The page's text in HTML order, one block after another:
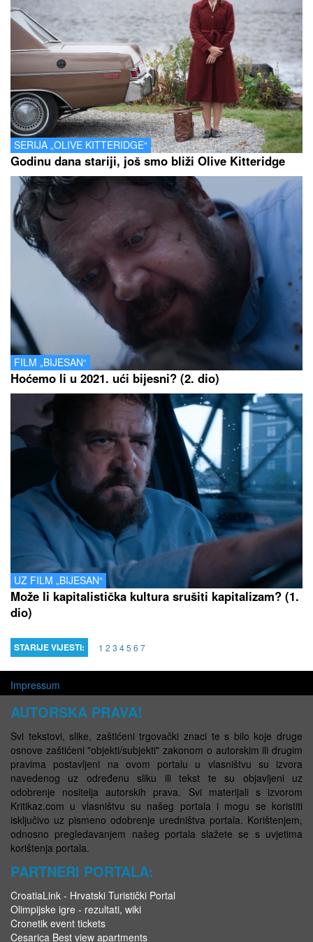
SERIJA „OLIVE KITTERIDGE“
Godinu dana stariji, još smo bliži Olive Kitteridge
FILM „BIJESAN“
Hoćemo li u 2021. ući bijesni? (2. dio)
UZ FILM „BIJESAN“
Može li kapitalistička kultura srušiti kapitalizam? (1.
dio)
STARIJE VIJESTI: 1 2 3 45 6 7
Impressum
AUTORSKA PRAVA!
Svi tekstovi, slike, zaštićeni trgovački znaci te s bilo koje druge
osnove zaštićeni "objekti/subjekti" zakonom o autorskim ili drugim
pravima postavljeni na ovom portalu u vlasništvu su izvora
navedenog uz određenu sliku ili tekst te su objavljeni uz
odobrenje nositelja autorskih prava. Svi materijali s izvorom
Kritikaz.com u vlasništvu su našeg portala i mogu se koristiti
isključivo uz pismeno odobrenje uredništva portala. Korištenjem,
odnosno pregledavanjem našeg portala slažete se s uvjetima
korištenja portala.
PARTNERI PORTALA:
CroatiaLink - Hrvatski Turistički Portal
Olimpijske igre - rezultati, wiki
Cronetik event tickets
Cesarica Best view apartments